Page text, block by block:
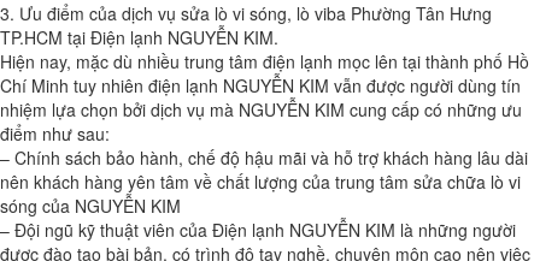
3. Ưu điểm của dịch vụ sửa lò vi sóng, lò viba Phường Tân Hưng
TP.HCM tại Điện lạnh NGUYỄN KIM.
Hiện nay, mặc dù nhiều trung tâm điện lạnh mọc lên tại thành phố Hồ
Chí Minh tuy nhiên điện lạnh NGUYỄN KIM vẫn được người dùng tín
nhiệm lựa chọn bởi dịch vụ mà NGUYỄN KIM cung cấp có những ưu
điểm như sau:
– Chính sách bảo hành, chế độ hậu mãi và hỗ trợ khách hàng lâu dài
nên khách hàng yên tâm về chất lượng của trung tâm sửa chữa lò vi
sóng của NGUYỄN KIM
– Đội ngũ kỹ thuật viên của Điện lạnh NGUYỄN KIM là những người
được đào tạo bài bản, có trình độ tay nghề, chuyên môn cao nên việc